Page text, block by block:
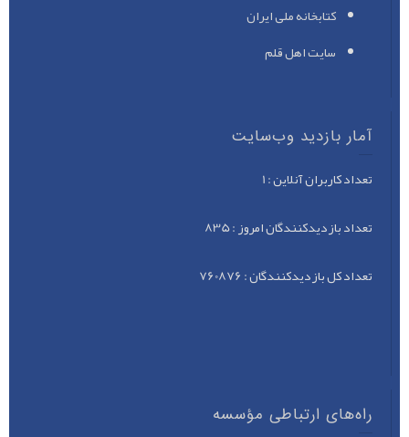
کتابخانه ملی ایران
سایت اهل قلم
آمار بازدید وب‌سایت
تعداد کاربران آنلاین : 1
تعداد بازدید‌کنندگان امروز : 835
تعداد کل بازدید‌کنندگان : 760876
راه‌های ارتباطی مؤسسه